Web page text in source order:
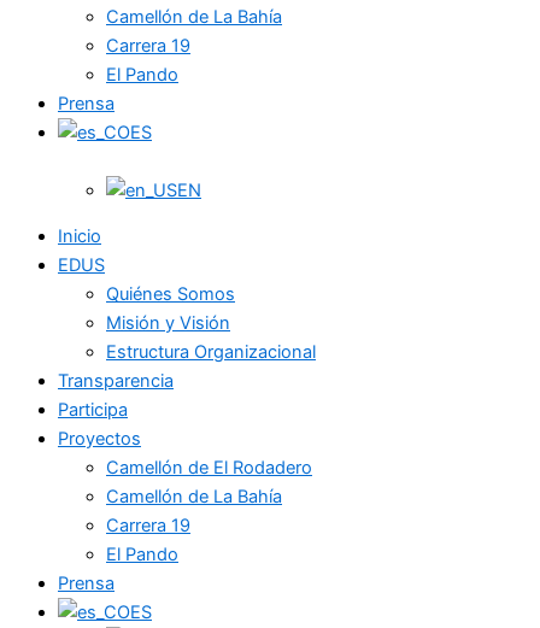
Camellón de La Bahía
Carrera 19
El Pando
Prensa
ES
EN
Inicio
EDUS
Quiénes Somos
Misión y Visión
Estructura Organizacional
Transparencia
Participa
Proyectos
Camellón de El Rodadero
Camellón de La Bahía
Carrera 19
El Pando
Prensa
ES